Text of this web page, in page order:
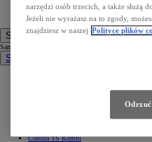
Samochody
Samochody
Samochody osobowe
Corolla TS Kombi
narzędzi osób trzecich, a także służą
Jeżeli nie wyrażasz na to zgody,
znajdziesz w naszej Polityce plików